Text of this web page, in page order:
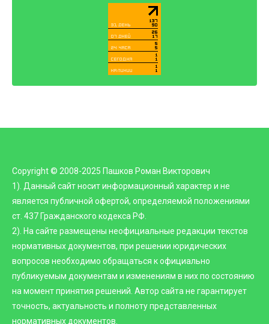
Copyright © 2008-2025 Пашков Роман Викторович
1). Данный сайт носит информационный характер и не
является публичной офертой, определяемой положениями
ст. 437 Гражданского кодекса РФ.
2). На сайте размещены неофициальные редакции текстов
нормативных документов, при решении юридических
вопросов необходимо обращаться к официально
публикуемым документам и изменениям в них по состоянию
на момент принятия решений. Автор сайта не гарантирует
точность, актуальность и полноту представленных
нормативных документов.